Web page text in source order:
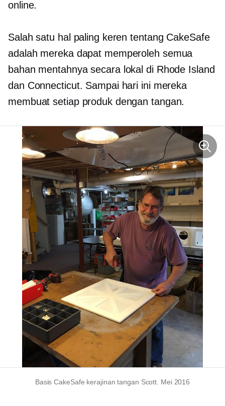
online.
Salah satu hal paling keren tentang CakeSafe
adalah mereka dapat memperoleh semua
bahan mentahnya secara lokal di Rhode Island
dan Connecticut. Sampai hari ini mereka
membuat setiap produk dengan tangan.
Basis CakeSafe kerajinan tangan Scott. Mei 2016